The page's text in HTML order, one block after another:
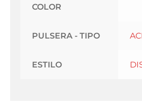
COLOR
PULSERA - TIPO
ESTILO